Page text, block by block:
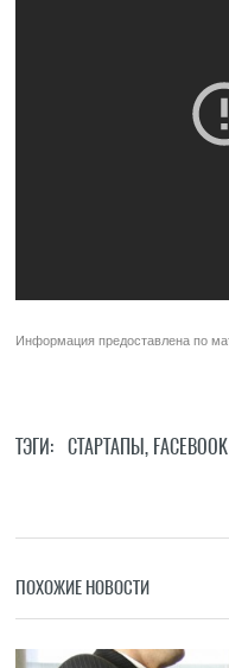
Информация предоставлена по
ТЭГИ: СТАРТАПЫ, FACEBOOK
ПОХОЖИЕ НОВОСТИ